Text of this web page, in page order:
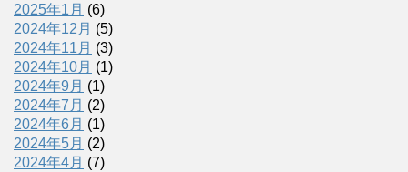
2025年1月 (6)
2024年12月 (5)
2024年11月 (3)
2024年10月 (1)
2024年9月 (1)
2024年7月 (2)
2024年6月 (1)
2024年5月 (2)
2024年4月 (7)